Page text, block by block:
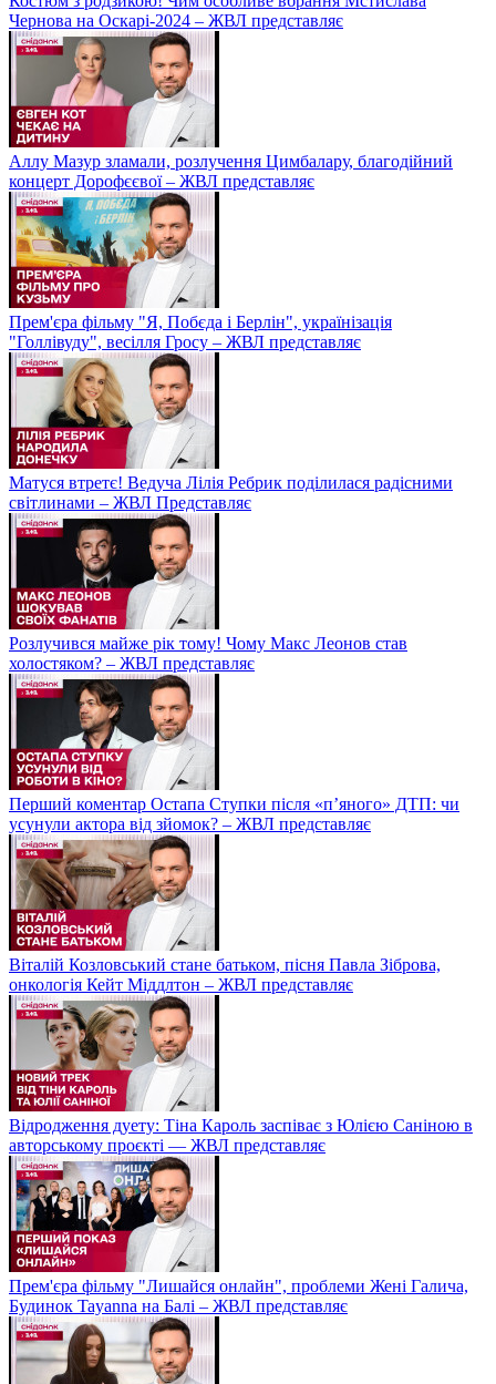
Чернова на Оскарі-2024 – ЖВЛ представляє
Аллу Мазур зламали, розлучення Цимбалару, благодійний
концерт Дорофєєвої – ЖВЛ представляє
Прем'єра фільму "Я, Побєда і Берлін", українізація
"Голлівуду", весілля Гросу – ЖВЛ представляє
Матуся втретє! Ведуча Лілія Ребрик поділилася радісними
світлинами – ЖВЛ Представляє
Розлучився майже рік тому! Чому Макс Леонов став
холостяком? – ЖВЛ представляє
Перший коментар Остапа Ступки після «п’яного» ДТП: чи
усунули актора від зйомок? – ЖВЛ представляє
Віталій Козловський стане батьком, пісня Павла Зіброва,
онкологія Кейт Міддлтон – ЖВЛ представляє
Відродження дуету: Тіна Кароль заспіває з Юлією Саніною в
авторському проєкті — ЖВЛ представляє
Прем'єра фільму "Лишайся онлайн", проблеми Жені Галича,
Будинок Tayanna на Балі – ЖВЛ представляє